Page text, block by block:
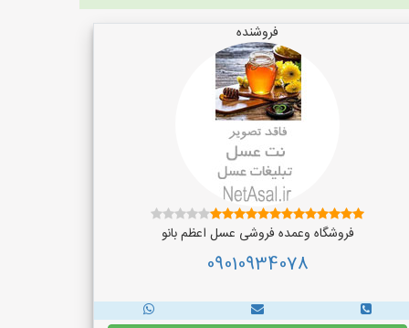
فروشنده
فروشگاه وعمده فروشی عسل اعظم بانو
09010934078